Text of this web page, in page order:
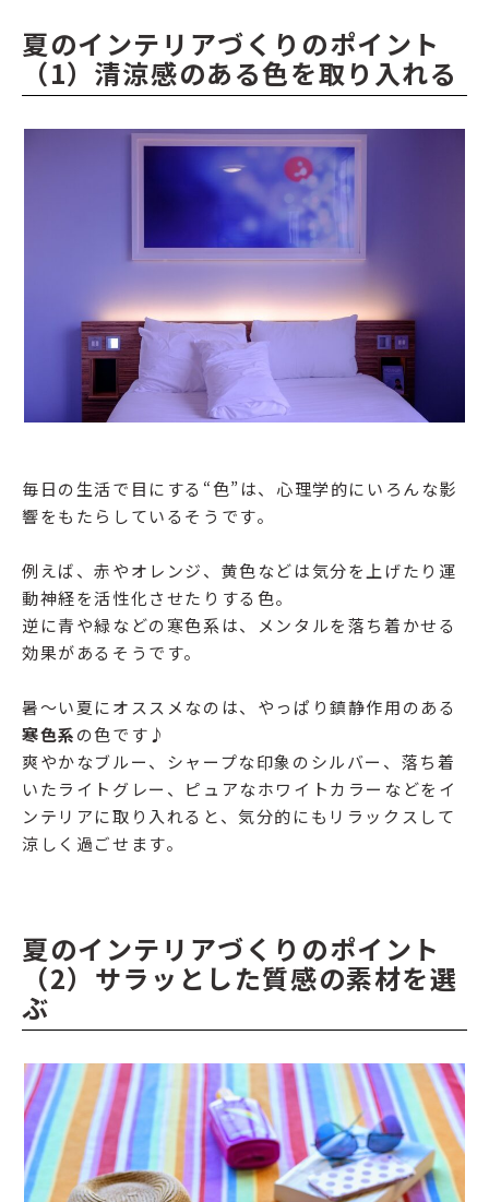
夏のインテリアづくりのポイント
（1）清涼感のある色を取り入れる
毎日の生活で目にする“色”は、心理学的にいろんな影
響をもたらしているそうです。
例えば、赤やオレンジ、黄色などは気分を上げたり運
動神経を活性化させたりする色。
逆に青や緑などの寒色系は、メンタルを落ち着かせる
効果があるそうです。
暑〜い夏にオススメなのは、やっぱり鎮静作用のある
寒色系の色です♪
爽やかなブルー、シャープな印象のシルバー、落ち着
いたライトグレー、ピュアなホワイトカラーなどをイ
ンテリアに取り入れると、気分的にもリラックスして
涼しく過ごせます。
夏のインテリアづくりのポイント
（2）サラッとした質感の素材を選
ぶ